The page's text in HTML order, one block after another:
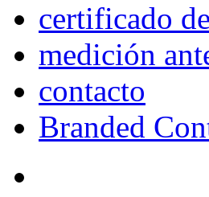
certificado
medición
contacto
Branded